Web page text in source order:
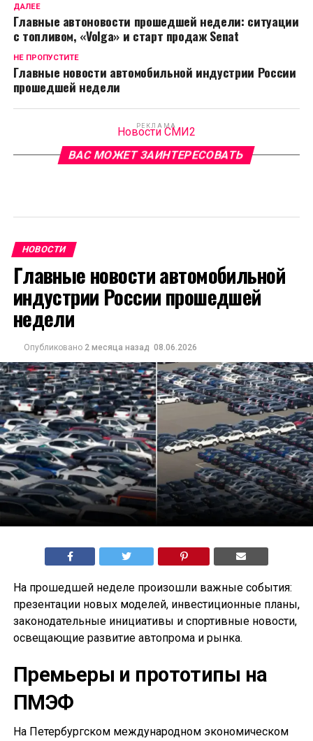
ДАЛЕЕ
Главные автоновости прошедшей недели: ситуации
с топливом, «Volga» и старт продаж Senat
НЕ ПРОПУСТИТЕ
Главные новости автомобильной индустрии России
прошедшей недели
РЕКЛАМА
Новости СМИ2
ВАС МОЖЕТ ЗАИНТЕРЕСОВАТЬ
НОВОСТИ
Главные новости автомобильной
индустрии России прошедшей
недели
Опубликовано 2 месяца назад 08.06.2026
На прошедшей неделе произошли важные события:
презентации новых моделей, инвестиционные планы,
законодательные инициативы и спортивные новости,
освещающие развитие автопрома и рынка.
Премьеры и прототипы на
ПМЭФ
На Петербургском международном экономическом